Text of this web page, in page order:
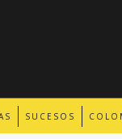
SUCESOS